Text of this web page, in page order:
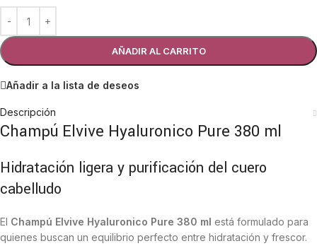
AÑADIR AL CARRITO
Añadir a la lista de deseos
Descripción
Champú Elvive Hyaluronico Pure 380 ml
Hidratación ligera y purificación del cuero
cabelludo
El Champú Elvive Hyaluronico Pure 380 ml está formulado para
quienes buscan un equilibrio perfecto entre hidratación y frescor.